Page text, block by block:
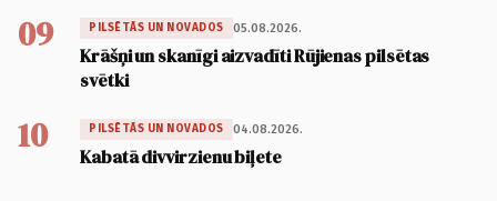
09 PILSĒTĀS UN NOVADOS 05.08.2026.
Krāšņi un skanīgi aizvadīti Rūjienas pilsētas
svētki
10 PILSĒTĀS UN NOVADOS 04.08.2026.
Kabatā divvirzienu biļete